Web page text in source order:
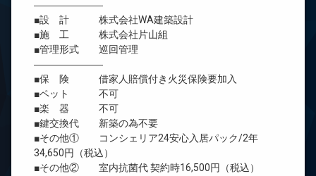
―――――――
■設 計 株式会社WA建築設計
■施 工 株式会社片山組
■管理形式 巡回管理
―――――――
■保 険 借家人賠償付き火災保険要加入
■ペット 不可
■楽 器 不可
■鍵交換代 新築の為不要
■その他① コンシェリア24安心入居パック/2年
34,650円（税込）
■その他② 室内抗菌代 契約時16,500円（税込）